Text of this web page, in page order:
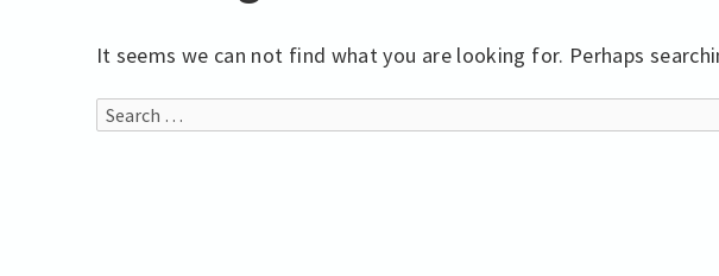
It seems we can not find what you are looking for. Perhaps
Search